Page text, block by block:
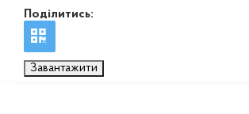
Поділитись:
Завантажити